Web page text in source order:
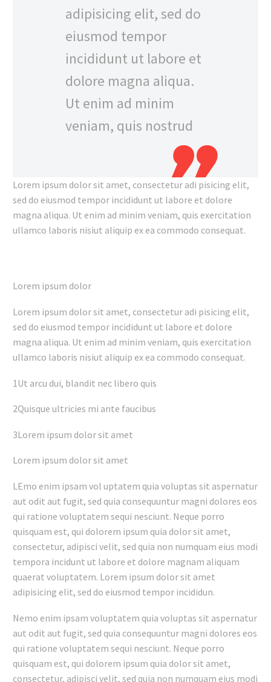
adipisicing elit, sed do
eiusmod tempor
incididunt ut labore et
dolore magna aliqua.
Ut enim ad minim
veniam, quis nostrud
Lorem ipsum dolor sit amet, consectetur adi pisicing elit,
sed do eiusmod tempor incididunt ut labore et dolore
magna aliqua. Ut enim ad minim veniam, quis exercitation
ullamco laboris nisiut aliquip ex ea commodo consequat.
Lorem ipsum dolor
Lorem ipsum dolor sit amet, consectetur adi pisicing elit,
sed do eiusmod tempor incididunt ut labore et dolore
magna aliqua. Ut enim ad minim veniam, quis exercitation
ullamco laboris nisiut aliquip ex ea commodo consequat.
1Ut arcu dui, blandit nec libero quis
2Quisque ultricies mi ante faucibus
3Lorem ipsum dolor sit amet
Lorem ipsum dolor sit amet
LEmo enim ipsam vol uptatem quia voluptas sit aspernatur
aut odit aut fugit, sed quia consequuntur magni dolores eos
qui ratione voluptatem sequi nesciunt. Neque porro
quisquam est, qui dolorem ipsum quia dolor sit amet,
consectetur, adipisci velit, sed quia non numquam eius modi
tempora incidunt ut labore et dolore magnam aliquam
quaerat voluptatem. Lorem ipsum dolor sit amet
adipisicing elit, sed do eiusmod tempor incididun.
Nemo enim ipsam voluptatem quia voluptas sit aspernatur
aut odit aut fugit, sed quia consequuntur magni dolores eos
qui ratione voluptatem sequi nesciunt. Neque porro
quisquam est, qui dolorem ipsum quia dolor sit amet,
consectetur, adipisci velit, sed quia non numquam eius modi